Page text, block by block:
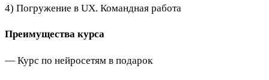
4) Погружение в UX. Командная работа
Преимущества курса
— Курс по нейросетям в подарок